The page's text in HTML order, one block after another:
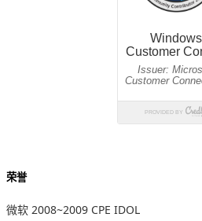
荣誉
微软 2008~2009 CPE IDOL